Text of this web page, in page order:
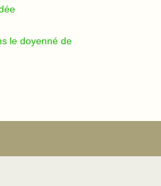
le doyenné de